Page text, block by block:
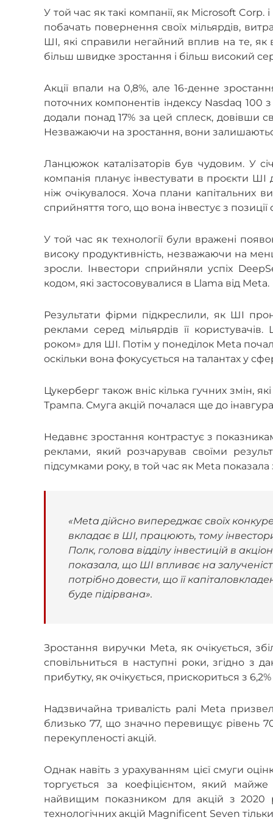
У той час як такі компанії, як Microsoft
побачать повернення своїх мільярдів,
ШІ, які справили негайний вплив на те, як
більш швидке зростання і більш високий
Акції впали на 0,8%, але 16-денне
поточних компонентів індексу Nasdaq
додали понад 17% за цей сплеск, довівши
Незважаючи на зростання, вони
Ланцюжок каталізаторів був чудовим. У
компанія планує інвестувати в проєкти ШІ
ніж очікувалося. Хоча плани капітальних
сприйняття того, що вона інвестує з позиції
У той час як технології були вражені
високу продуктивність, незважаючи на
зросли. Інвестори сприйняли успіх
кодом, які застосовувалися в Llama від Meta.
Результати фірми підкреслили, як ШІ
реклами серед мільярдів її
роком» для ШІ. Потім у понеділок Meta
оскільки вона фокусується на талантах у
Цукерберг також вніс кілька гучних змін,
Трампа. Смуга акцій почалася ще до
Недавнє зростання контрастує з
реклами, який розчарував своїми
підсумками року, в той час як Meta
«Meta дійсно випереджає своїх
вкладає в ШІ, працюють, тому
Полк, голова відділу інвестицій в
показала, що ШІ впливає на
потрібно довести, що її
буде підірвана».
Зростання виручки Meta, як очікується,
сповільниться в наступні роки, згідно з
прибутку, як очікується, прискориться з
Надзвичайна тривалість ралі Meta
близько 77, що значно перевищує рівень
перекупленості акцій.
Однак навіть з урахуванням цієї смуги
торгується за коефіцієнтом, який
найвищим показником для акцій з 2020
технологічних акцій Magnificent Seven